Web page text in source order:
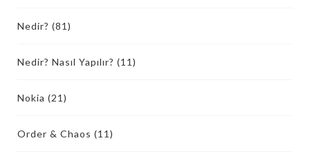
Nedir? (81)
Nedir? Nasıl Yapılır? (11)
Nokia (21)
Order & Chaos (11)